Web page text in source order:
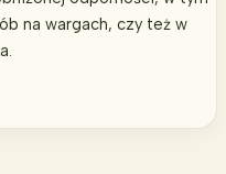
na wargach, czy też w